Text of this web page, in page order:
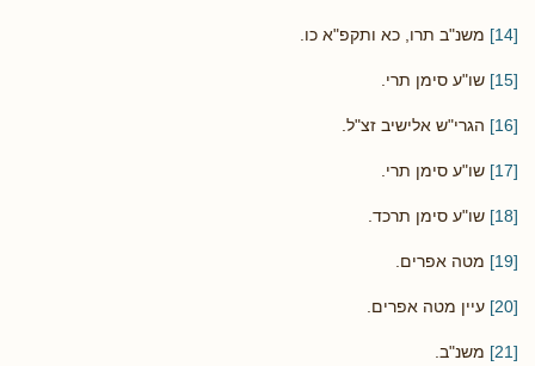
[14] משנ"ב תרו, כא ותקפ"א כו.
[15] שו"ע סימן תרי.
[16] הגרי"ש אלישיב זצ"ל.
[17] שו"ע סימן תרי.
[18] שו"ע סימן תרכד.
[19] מטה אפרים.
[20] עיין מטה אפרים.
[21] משנ"ב.